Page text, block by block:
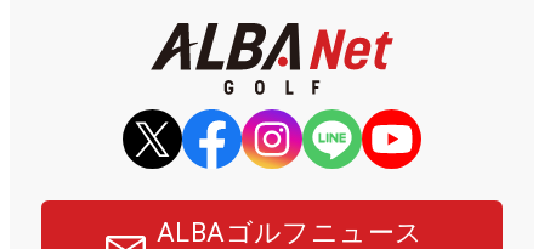
ALBAゴルフニュース